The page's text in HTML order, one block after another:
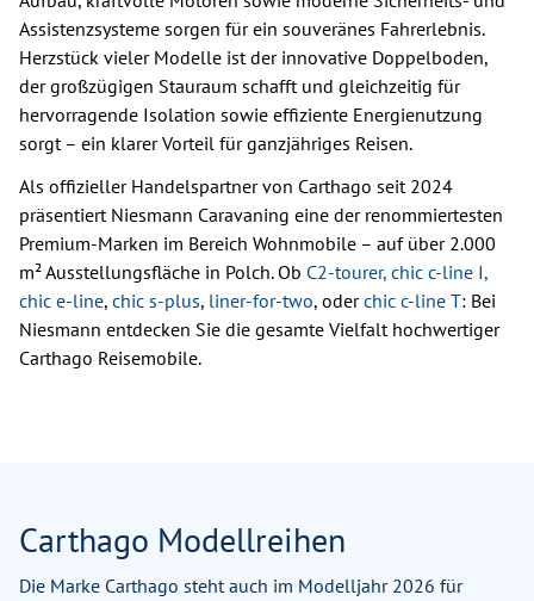
Assistenzsysteme sorgen für ein souveränes Fahrerlebnis.
Herzstück vieler Modelle ist der innovative Doppelboden,
der großzügigen Stauraum schafft und gleichzeitig für
hervorragende Isolation sowie effiziente Energienutzung
sorgt – ein klarer Vorteil für ganzjähriges Reisen.
Als offizieller Handelspartner von Carthago seit 2024
präsentiert Niesmann Caravaning eine der renommiertesten
Premium-Marken im Bereich Wohnmobile – auf über 2.000
m² Ausstellungsfläche in Polch. Ob C2-tourer, chic c-line I,
chic e-line, chic s-plus, liner-for-two, oderchic c-line T: Bei
Niesmann entdecken Sie die gesamte Vielfalt hochwertiger
Carthago Reisemobile.
Carthago Modellreihen
Die Marke Carthago steht auch im Modelljahr 2026 für